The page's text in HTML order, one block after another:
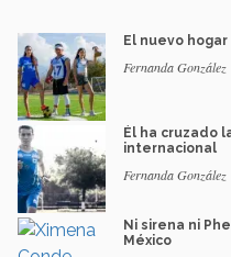
El nuevo
Fernanda González
Él ha cruzado
internacional
Fernanda González
Ni sirena ni
México